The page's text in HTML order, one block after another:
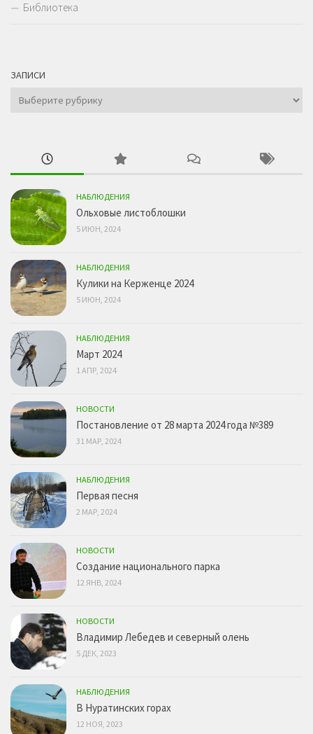
Библиотека
ЗАПИСИ
Записи
НАБЛЮДЕНИЯ
Ольховые листоблошки
5 ИЮН, 2024
НАБЛЮДЕНИЯ
Кулики на Керженце 2024
5 ИЮН, 2024
НАБЛЮДЕНИЯ
Март 2024
1 АПР, 2024
НОВОСТИ
Постановление от 28 марта 2024 года №389
31 МАР, 2024
НАБЛЮДЕНИЯ
Первая песня
2 МАР, 2024
НОВОСТИ
Создание национального парка
12 ЯНВ, 2024
НОВОСТИ
Владимир Лебедев и северный олень
5 ДЕК, 2023
НАБЛЮДЕНИЯ
В Нуратинских горах
12 НОЯ, 2023